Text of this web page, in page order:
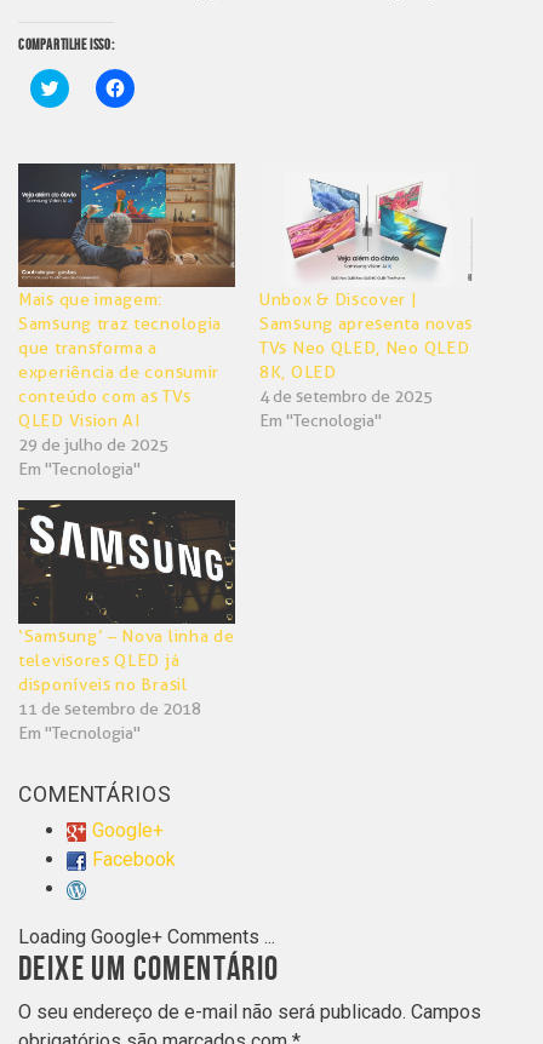
COMPARTILHE ISSO:
Clique
para
em
nova
janela)
Clique
para
em
nova
janela)
Mais que imagem:
Samsung traz tecnologia
que transforma a
experiência de consumir
conteúdo com as TVs
QLED Vision AI
29 de julho de 2025
Em "Tecnologia"
Unbox & Discover |
Samsung apresenta novas
TVs Neo QLED, Neo QLED
8K, OLED
4 de setembro de 2025
Em "Tecnologia"
‘Samsung’ – Nova linha de
televisores QLED já
disponíveis no Brasil
11 de setembro de 2018
Em "Tecnologia"
COMENTÁRIOS
Google+
Facebook
Loading Google+ Comments ...
DEIXE UM COMENTÁRIO
O seu endereço de e-mail não será publicado. Campos